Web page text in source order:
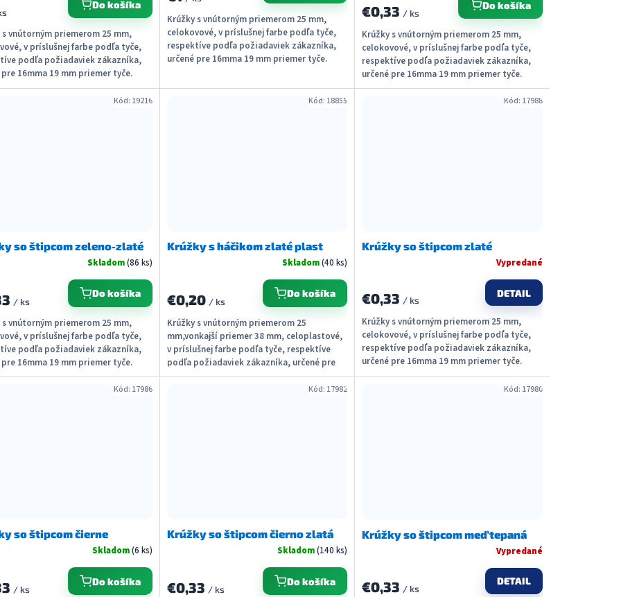
Do košíka
s vnútorným priemerom 25 mm,
v príslušnej farbe podľa tyče,
podľa požiadaviek zákazníka,
pre 16mma 19 mm priemer tyče.
s...
Krúžky s vnútorným priemerom 25 mm,
celokovové, v príslušnej farbe podľa tyče,
respektíve podľa požiadaviek zákazníka,
určené pre 16mma 19 mm priemer tyče.
€0,33 / ks
Do košíka
Krúžky s vnútorným priemerom 25 mm,
celokovové, v príslušnej farbe podľa tyče,
respektíve podľa požiadaviek zákazníka,
určené pre 16mma 19 mm priemer tyče.
Možné dodať s...
so štipcom zeleno-zlaté
Skladom(86 ks)
/ ks
Do košíka
s vnútorným priemerom 25 mm,
v príslušnej farbe podľa tyče,
podľa požiadaviek zákazníka,
pre 16mma 19 mm priemer tyče.
s...
Kód: 19216
Krúžky s háčikom zlaté plast
Skladom(40 ks)
€0,20 / ks
Do košíka
Krúžky s vnútorným priemerom 25
mm,vonkajší priemer 38 mm, celoplastové,
v príslušnej farbe podľa tyče, respektíve
podľa požiadaviek zákazníka, určené pre
16mm priemer tyče....
Kód: 18855
Krúžky so štipcom zlaté
Vypredané
€0,33 / ks
DETAIL
Krúžky s vnútorným priemerom 25 mm,
celokovové, v príslušnej farbe podľa tyče,
respektíve podľa požiadaviek zákazníka,
určené pre 16mma 19 mm priemer tyče.
Možné dodať s...
Kód: 17988
so štipcom čierne
Skladom(6 ks)
/ ks
Do košíka
Kód: 17986
Krúžky so štipcom čierno zlatá
Skladom(140 ks)
€0,33 / ks
Do košíka
Kód: 17982
Krúžky so štipcom meď tepaná
Vypredané
€0,33 / ks
DETAIL
Kód: 17980